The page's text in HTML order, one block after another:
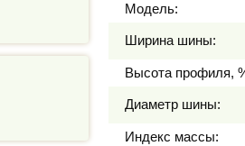
Модель:
Ширина шины:
Высота профиля,
Диаметр шины:
Индекс массы: